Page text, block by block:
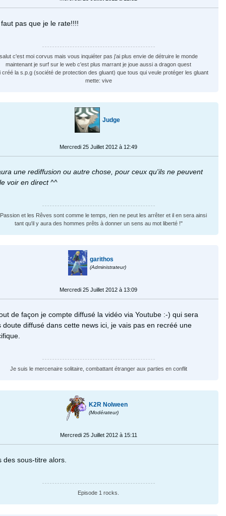
pas que je le rate!!!!
c'est moi corvus mais vous inquiéter pas j'ai plus envie de détruire le monde
maintenant je surf sur le web c'est plus marrant je joue aussi a dragon quest
créé la s.p.g (société de protection des gluant) que tous qui veule protéger les gluant
mette: vive
Judge
Mercredi 25 Juillet 2012 à 12:49
une rediffusion ou autre chose, pour ceux qu'ils ne peuvent
voir en direct ^^
et les Rêves sont comme le temps, rien ne peut les arrêter et il en sera ainsi
tant qu'il y aura des hommes prêts à donner un sens au mot liberté !"
garithos
(Administrateur)
Mercredi 25 Juillet 2012 à 13:09
de façon je compte diffusé la vidéo via Youtube :-) qui sera
doute diffusé dans cette news ici, je vais pas en recréé une
Je suis le mercenaire solitaire, combattant étranger aux parties en conflit
K2R Nolween
(Modérateur)
Mercredi 25 Juillet 2012 à 15:11
des sous-titre alors.
Episode 1 rocks.